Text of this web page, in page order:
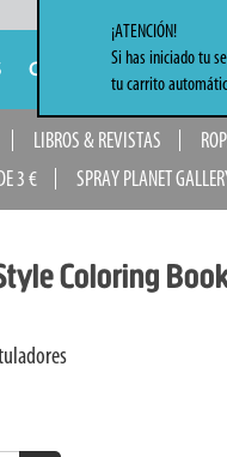
CONTACTO
LIBROS & REVISTAS
3 € SPRAY PLANET
Coloring
¡ATENCIÓN!
Si has iniciado tu
tu carrito